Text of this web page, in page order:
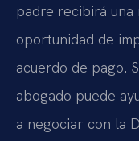
padre recibirá
oportunidad de
acuerdo de pago.
abogado puede
a negociar con la